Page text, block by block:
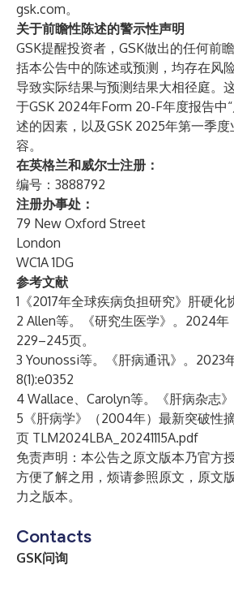
gsk.com。
关于前瞻性陈述的警示性声明
GSK提醒投资者，GSK做出的任何前
括本公告中的陈述或预测，均存在风
导致实际结果与预测结果大相径庭。
于GSK 2024年Form 20-F年度报告中
述的因素，以及GSK 2025年第一季
容。
在英格兰和威尔士注册：
编号：3888792
注册办事处：
79 New Oxford Street
London
WC1A 1DG
参考文献
1《2017年全球疾病负担研究》肝硬
2 Allen等。《研究生医学》。2024年
229–245页。
3 Younossi等。《肝病通讯》。2023
8(1):e0352
4 Wallace、Carolyn等。《肝病杂志
5《肝病学》（2004年）最新突破性
页 TLM2024LBA_20241115A.pdf
免责声明：本公告之原文版本乃官方
方便了解之用，烦请参照原文，原文
力之版本。
Contacts
GSK问询